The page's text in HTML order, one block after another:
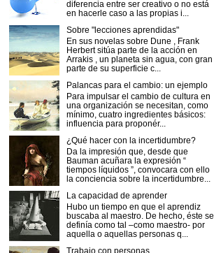
diferencia entre ser creativo o no está
en hacerle caso a las propias i...
Sobre "lecciones aprendidas"
En sus novelas sobre Dune , Frank
Herbert sitúa parte de la acción en
Arrakis , un planeta sin agua, con gran
parte de su superficie c...
Palancas para el cambio: un ejemplo
Para impulsar el cambio de cultura en
una organización se necesitan, como
mínimo, cuatro ingredientes básicos:
influencia para proponér...
¿Qué hacer con la incertidumbre?
Da la impresión que, desde que
Bauman acuñara la expresión “
tiempos líquidos ”, convocara con ello
la conciencia sobre la incertidumbre...
La capacidad de aprender
Hubo un tiempo en que el aprendiz
buscaba al maestro. De hecho, éste se
definía como tal –como maestro- por
aquella o aquellas personas q...
Trabajo con personas